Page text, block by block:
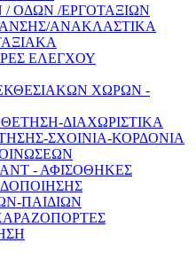
ΟΔΩΝ /ΕΡΓΟΤΑΞΙΩΝ
ΑΝΑΚΛΑΣΤΙΚΑ
ΕΛΕΓΧΟΥ
ΧΩΡΩΝ -
ΔΙΑΧΩΡΙΣΤΙΚΑ
ΣΧΟΙΝΙΑ-ΚΟΡΔΟΝΙΑ
- ΑΦΙΣΟΘΗΚΕΣ
ΠΑΙΔΙΩΝ